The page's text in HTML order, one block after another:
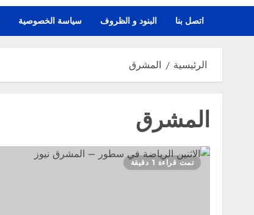
اتصل بنا البنود و الظروف سياسة الخصوصية
الرئيسية المشرق
المشرق
تمت قراءة 1 دقيقة